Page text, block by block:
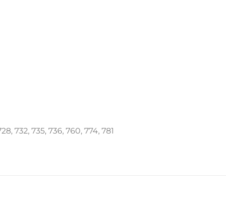
732, 735, 736, 760, 774, 781